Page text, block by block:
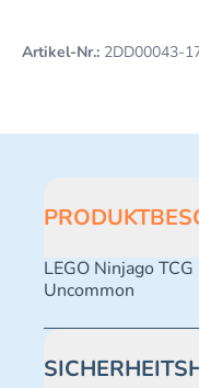
Artikel-Nr.: 2DD00043-
LEGO Ninjago
Uncommon